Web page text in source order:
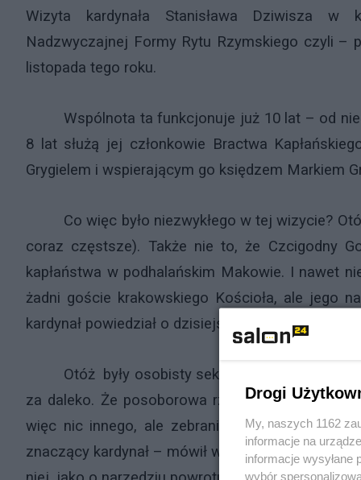
Wizyta kardynała Stanisława Dziwisza w
Nadzwyczajnej Formy Rytu Rzymskiego czyli –
listopada tego roku.
Wspólnota ta funkcjonuje już 10 lat – od
8 lat służą jej członkowie Bractwa
Grygielem i wspierającym go księdzem Markiem
Co więc było niezwykłego w tej wizycie?
coraz częstsze). Także nie to, że Czcigodny
kapłaństwa w podhalańskim Makowie. I nawet
żadni goście krakowskiego Kościoła, ale jego
kardynał powiedział o dzisiejszym stanie
Otóż były osobisty sekretarz Jana Pawła II
za daleko. Że posoborowa rzeczywistość
więc nic innego, ale zebrani byli zaskoczeni.
znaczący kardynał – mówił w kontekście Mszy
Drogi
My, naszych 1162
informacje na
informacje wysyłane
wybór